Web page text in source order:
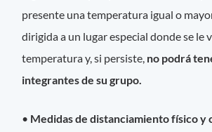
presente una temperatura igual o
dirigida a un lugar especial donde se le
temperatura y, si persiste, no podrá
integrantes de su grupo.
• Medidas de distanciamiento físico y